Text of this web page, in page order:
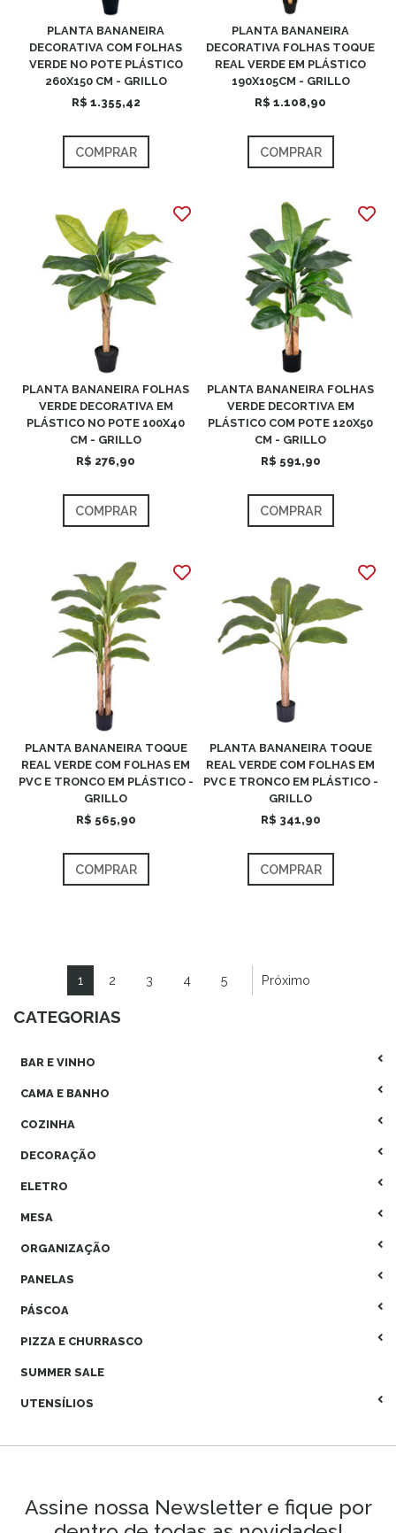
CATEGORIAS
BAR E VINHO
CAMA E BANHO
COZINHA
DECORAÇÃO
ELETRO
MESA
ORGANIZAÇÃO
PANELAS
PÁSCOA
PIZZA E CHURRASCO
SUMMER SALE
UTENSÍLIOS
PLANTA BANANEIRA
DECORATIVA COM FOLHAS
VERDE NO POTE PLÁSTICO
260X150 CM - GRILLO
R$ 1.355,42
COMPRAR
PLANTA BANANEIRA
DECORATIVA FOLHAS TOQUE
REAL VERDE EM PLÁSTICO
190X105CM - GRILLO
R$ 1.108,90
COMPRAR
PLANTA BANANEIRA FOLHAS
VERDE DECORATIVA EM
PLÁSTICO NO POTE 100X40
CM - GRILLO
R$ 276,90
COMPRAR
PLANTA BANANEIRA FOLHAS
VERDE DECORTIVA EM
PLÁSTICO COM POTE 120X50
CM - GRILLO
R$ 591,90
COMPRAR
PLANTA BANANEIRA TOQUE
REAL VERDE COM FOLHAS EM
PVC E TRONCO EM PLÁSTICO -
GRILLO
R$ 565,90
COMPRAR
PLANTA BANANEIRA TOQUE
REAL VERDE COM FOLHAS EM
PVC E TRONCO EM PLÁSTICO -
GRILLO
R$ 341,90
COMPRAR
1 2 3 4 5 Próximo
Assine nossa Newsletter e fique por